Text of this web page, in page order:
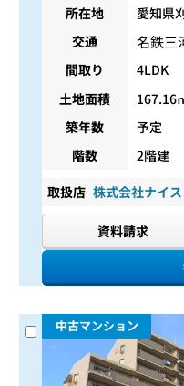
所在地
愛知県
交通
名鉄三
間取り
4LDK
土地面積
167.16
築年数
予定
階数
2階建
取扱店 株式会社ナイ
資料請求
中古マンション